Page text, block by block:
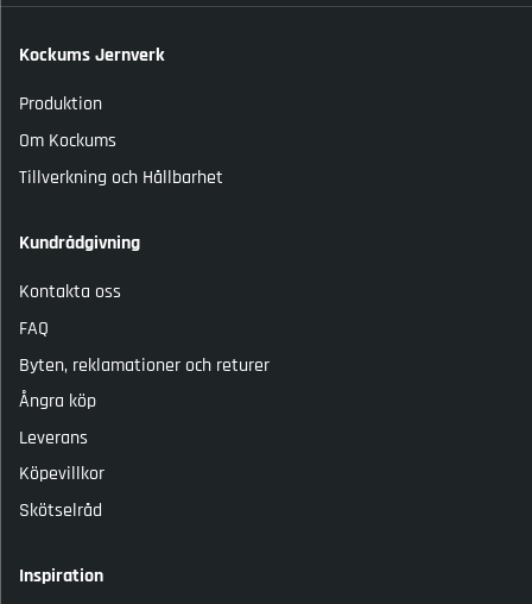
Kockums Jernverk
Produktion
Om Kockums
Tillverkning och Hållbarhet
Kundrådgivning
Kontakta oss
FAQ
Byten, reklamationer och returer
Ångra köp
Leverans
Köpevillkor
Skötselråd
Inspiration